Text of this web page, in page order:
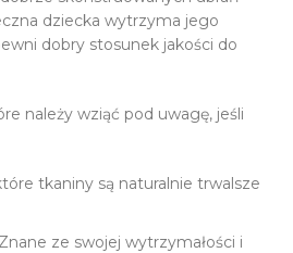
dziecka wytrzyma jego
dobry stosunek jakości do
należy wziąć pod uwagę, jeśli
tkaniny są naturalnie trwalsze
ze swojej wytrzymałości i